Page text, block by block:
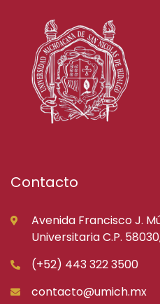
Contacto
Avenida Francisco J.
Universitaria C.P.
(+52) 443 322 3500
contacto@umich.mx